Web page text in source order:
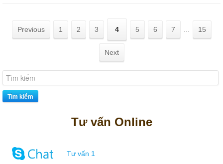
Previous 1 2 3 4 5 6 7 15
Next
Tìm kiếm
Tư vấn Online
Tư vấn 1